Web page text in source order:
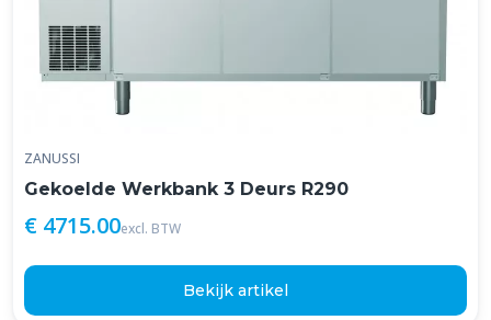
ZANUSSI
Gekoelde Werkbank 3 Deurs R290
€ 4715.00excl. BTW
Bekijk artikel